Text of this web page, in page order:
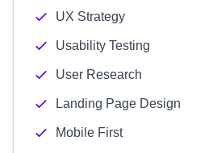
UX Strategy
Usability Testing
User Research
Landing Page Design
Mobile First